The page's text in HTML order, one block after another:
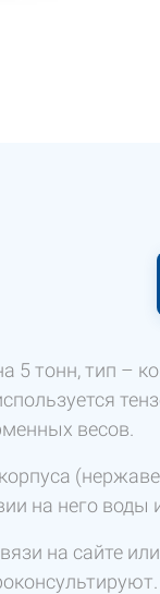
5 тонн, тип –
весов.
на него воды
на сайте